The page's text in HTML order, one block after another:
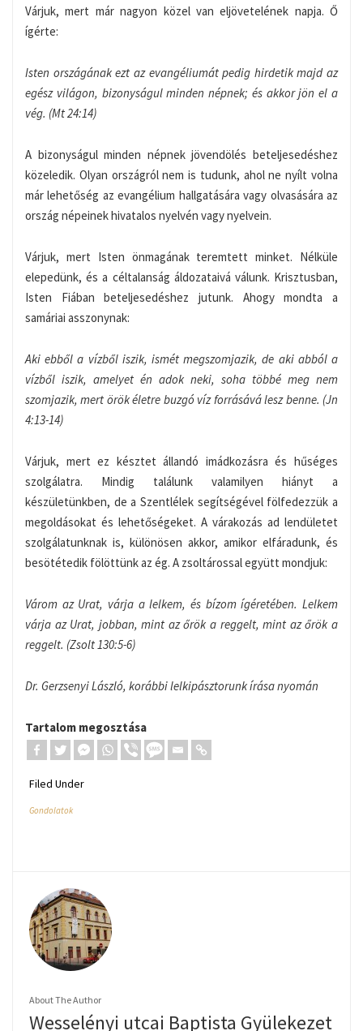
Várjuk, mert már nagyon közel van eljövetelének napja. Ő
ígérte:
Isten országának ezt az evangéliumát pedig hirdetik majd az
egész világon, bizonyságul minden népnek; és akkor jön el a
vég. (Mt 24:14)
A bizonyságul minden népnek jövendölés beteljesedéshez
közeledik. Olyan országról nem is tudunk, ahol ne nyílt volna
már lehetőség az evangélium hallgatására vagy olvasására az
ország népeinek hivatalos nyelvén vagy nyelvein.
Várjuk, mert Isten önmagának teremtett minket. Nélküle
elepedünk, és a céltalanság áldozataivá válunk. Krisztusban,
Isten Fiában beteljesedéshez jutunk. Ahogy mondta a
samáriai asszonynak:
Aki ebből a vízből iszik, ismét megszomjazik, de aki abból a
vízből iszik, amelyet én adok neki, soha többé meg nem
szomjazik, mert örök életre buzgó víz forrásává lesz benne. (Jn
4:13-14)
Várjuk, mert ez késztet állandó imádkozásra és hűséges
szolgálatra. Mindig találunk valamilyen hiányt a
készületünkben, de a Szentlélek segítségével fölfedezzük a
megoldásokat és lehetőségeket. A várakozás ad lendületet
szolgálatunknak is, különösen akkor, amikor elfáradunk, és
besötétedik fölöttünk az ég. A zsoltárossal együtt mondjuk:
Várom az Urat, várja a lelkem, és bízom ígéretében. Lelkem
várja az Urat, jobban, mint az őrök a reggelt, mint az őrök a
reggelt. (Zsolt 130:5-6)
Dr. Gerzsenyi László, korábbi lelkipásztorunk írása nyomán
Tartalom megosztása
Filed Under
Gondolatok
About The Author
Wesselényi utcai Baptista Gyülekezet